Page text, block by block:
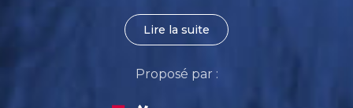
Lire la suite
Proposé par :